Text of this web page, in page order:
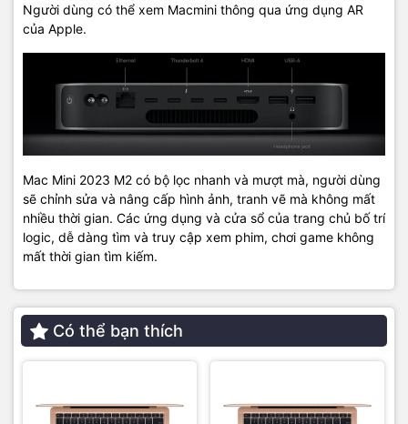
Người dùng có thể xem Macmini thông qua ứng dụng AR
của Apple.
Mac Mini 2023 M2 có bộ lọc nhanh và mượt mà, người dùng
sẽ chỉnh sửa và nâng cấp hình ảnh, tranh vẽ mà không mất
nhiều thời gian. Các ứng dụng và cửa sổ của trang chủ bố trí
logic, dễ dàng tìm và truy cập xem phim, chơi game không
mất thời gian tìm kiếm.
Có thể bạn thích